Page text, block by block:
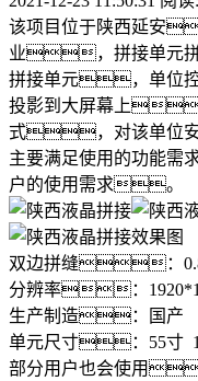
该项目位于陕西延安
业，拼接单元拼
拼接单元，单位控
投影到大屏幕上
式，对该单位
主要满足使用的功能
户的使用需求。
双边拼缝：
分辨率：
生产制造：国产
单元尺寸：55寸
部分用户也会使用